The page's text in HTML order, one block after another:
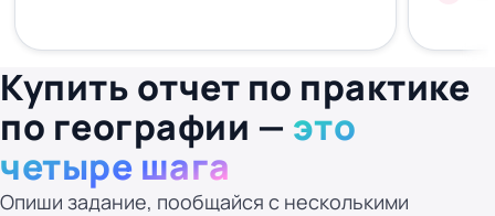
Купить отчет по практике
по географии — это
четыре шага
Опиши задание, пообщайся с несколькими